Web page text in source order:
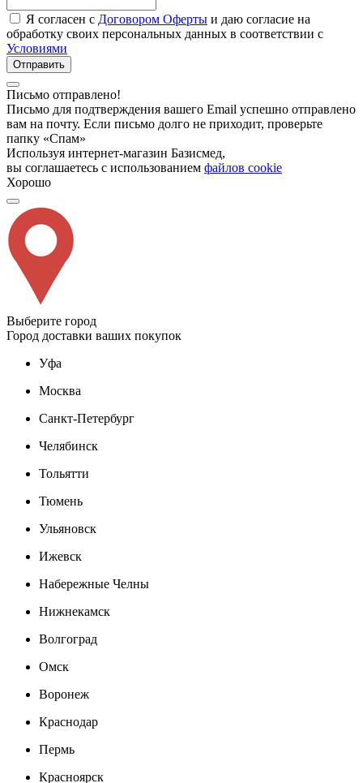
Я согласен с Договором Оферты и даю согласие на
обработку своих персональных данных в соответствии с
Условиями
Отправить
Письмо отправлено!
Письмо для подтверждения вашего Email успешно отправлено
вам на почту. Если письмо долго не приходит, проверьте
папку «Спам»
Используя интернет-магазин Базисмед,
вы соглашаетесь с использованием файлов cookie
Хорошо
Выберите город
Город доставки ваших покупок
Уфа
Москва
Санкт-Петербург
Челябинск
Тольятти
Тюмень
Ульяновск
Ижевск
Набережные Челны
Нижнекамск
Волгоград
Омск
Воронеж
Краснодар
Пермь
Красноярск